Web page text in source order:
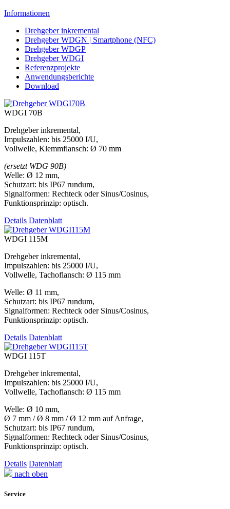
Informationen
Drehgeber inkremental
Drehgeber WDGN | Smartphone (NFC)
Drehgeber WDGP
Drehgeber WDGI
Referenzprojekte
Anwendungsberichte
Download
WDGI 70B
Drehgeber inkremental,
Impulszahlen: bis 25000 I/U,
Vollwelle, Klemmflansch: Ø 70 mm
(ersetzt WDG 90B)
Welle: Ø 12 mm,
Schutzart: bis IP67 rundum,
Signalformen: Rechteck oder Sinus/Cosinus,
Funktionsprinzip: optisch.
Details Datenblatt
WDGI 115M
Drehgeber inkremental,
Impulszahlen: bis 25000 I/U,
Vollwelle, Tachoflansch: Ø 115 mm
Welle: Ø 11 mm,
Schutzart: bis IP67 rundum,
Signalformen: Rechteck oder Sinus/Cosinus,
Funktionsprinzip: optisch.
Details Datenblatt
WDGI 115T
Drehgeber inkremental,
Impulszahlen: bis 25000 I/U,
Vollwelle, Tachoflansch: Ø 115 mm
Welle: Ø 10 mm,
Ø 7 mm / Ø 8 mm / Ø 12 mm auf Anfrage,
Schutzart: bis IP67 rundum,
Signalformen: Rechteck oder Sinus/Cosinus,
Funktionsprinzip: optisch.
Details Datenblatt
nach oben
Service